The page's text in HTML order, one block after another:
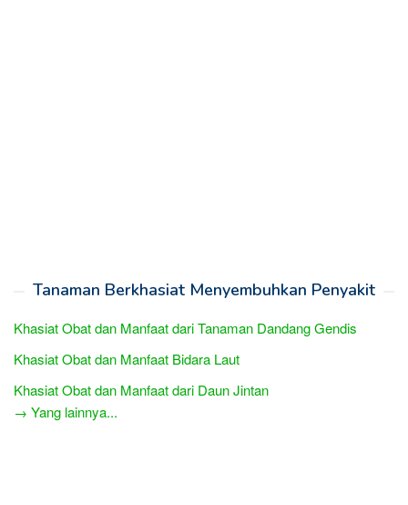
Tanaman Berkhasiat Menyembuhkan Penyakit
Khasiat Obat dan Manfaat dari Tanaman Dandang Gendis
Khasiat Obat dan Manfaat Bidara Laut
Khasiat Obat dan Manfaat dari Daun Jintan
→ Yang lainnya...